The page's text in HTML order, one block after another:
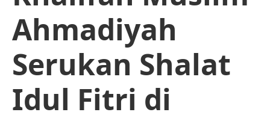
Ahmadiyah
Serukan Shalat
Idul Fitri di